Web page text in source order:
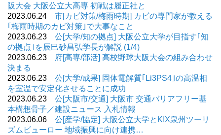
阪大会 大阪公立大高専 初戦は履正社と
2023.06.24 市[カビ対策/梅雨時期] カビの専門家が教える
｢梅雨時期のカビ対策｣で大事なこと
2023.06.23 公[大学/知の拠点] 大阪公立大学が目指す｢知
の拠点｣を辰巳砂昌弘学長が解説 (1/4)
2023.06.23
府[高専/部活] 高校野球大阪大会の組み合わせ
決まる
2023.06.23 公[大学/成果] 固体電解質｢Li3PS4｣の高温相
を室温で安定化させることに成功
2023.06.23 公[大阪市/交通] 大阪市 交通バリアフリー基
本構想骨子／建設ニュース 入札情報
2023.06.06 公[産学/協定] 大阪公立大学とKIX泉州ツーリ
ズムビューロー 地域振興に向け連携…